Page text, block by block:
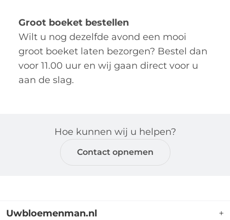
Groot boeket bestellen
Wilt u nog dezelfde avond een mooi
groot boeket laten bezorgen? Bestel dan
voor 11.00 uur en wij gaan direct voor u
aan de slag.
Hoe kunnen wij u helpen?
Contact opnemen
Uwbloemenman.nl +